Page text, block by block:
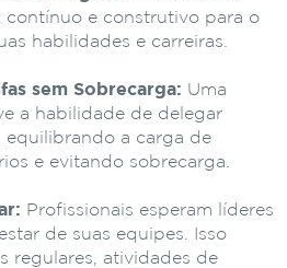
contínuo e construtivo para o
habilidades e carreiras.
sem Sobrecarga: Uma
a habilidade de delegar
equilibrando a carga de
e evitando sobrecarga.
Profissionais esperam líderes
de suas equipes. Isso
regulares, atividades de